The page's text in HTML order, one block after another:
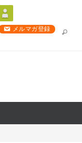
メルマガ登録